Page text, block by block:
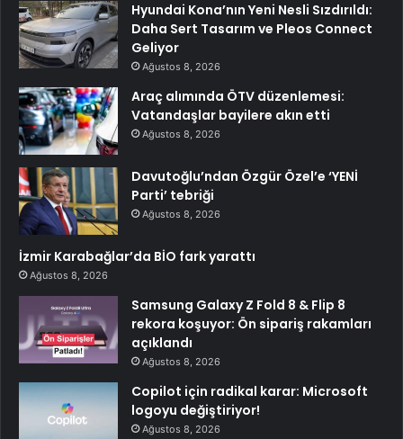
Hyundai Kona’nın Yeni Nesli Sızdırıldı:
Daha Sert Tasarım ve Pleos Connect
Geliyor
Ağustos 8, 2026
Araç alımında ÖTV düzenlemesi:
Vatandaşlar bayilere akın etti
Ağustos 8, 2026
Davutoğlu’ndan Özgür Özel’e ‘YENİ
Parti’ tebriği
Ağustos 8, 2026
İzmir Karabağlar’da BİO fark yarattı
Ağustos 8, 2026
Samsung Galaxy Z Fold 8 & Flip 8
rekora koşuyor: Ön sipariş rakamları
açıklandı
Ağustos 8, 2026
Copilot için radikal karar: Microsoft
logoyu değiştiriyor!
Ağustos 8, 2026